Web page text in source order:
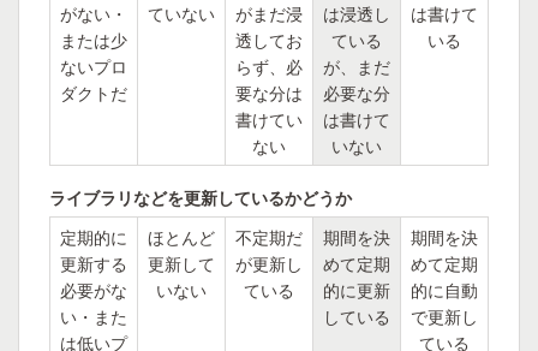
がない・
または少
ないプロ
ダクトだ
ていない
がまだ浸
透してお
らず、必
要な分は
書けてい
ない
は浸透し
ている
が、まだ
必要な分
は書けて
いない
は書けて
いる
ライブラリなどを更新しているかどうか
定期的に
更新する
必要がな
い・また
は低いプ
ほとんど
更新して
いない
不定期だ
が更新し
ている
期間を決
めて定期
的に更新
している
期間を決
めて定期
的に自動
で更新し
ている